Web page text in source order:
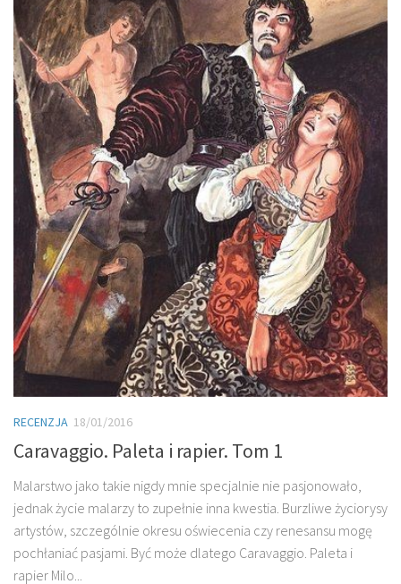
RECENZJA 18/01/2016
Caravaggio. Paleta i rapier. Tom 1
Malarstwo jako takie nigdy mnie specjalnie nie pasjonowało,
jednak życie malarzy to zupełnie inna kwestia. Burzliwe życiorysy
artystów, szczególnie okresu oświecenia czy renesansu mogę
pochłaniać pasjami. Być może dlatego Caravaggio. Paleta i
rapier Milo...